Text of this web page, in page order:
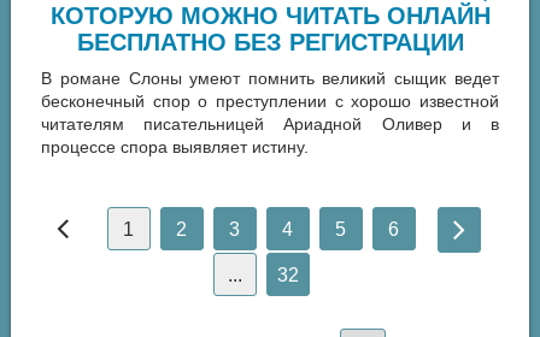
КОТОРУЮ МОЖНО ЧИТАТЬ ОНЛАЙН
БЕСПЛАТНО БЕЗ РЕГИСТРАЦИИ
В романе Слоны умеют помнить великий сыщик ведет
бесконечный спор о преступлении с хорошо известной
читателям писательницей Ариадной Оливер и в
процессе спора выявляет истину.
1 2 3 4 5 6
... 32